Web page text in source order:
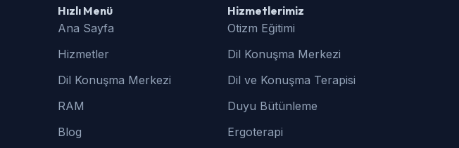
Hızlı Menü
Ana Sayfa
Hizmetler
Dil Konuşma Merkezi
RAM
Blog
Hizmetlerimiz
Otizm Eğitimi
Dil Konuşma Merkezi
Dil ve Konuşma Terapisi
Duyu Bütünleme
Ergoterapi